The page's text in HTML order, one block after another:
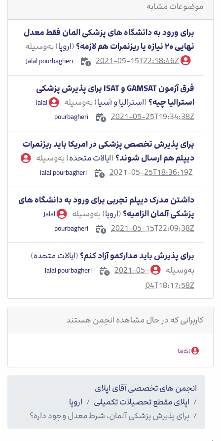
موضوعات مشابه
برای ورود به دانشگاه های پزشکی المان فقط معدل
نهایی ۲۰ نیازه یا ریزنمرات هم لازمه؟
(اروپا) به‌وسیله
2021-05-15T22:18:46Z
فرق آزمون GAMSAT و ISAT برای پذیرش پزشکی
استرالیا چیه؟ (استرالیا و آسیا) به‌وسیله
Jalal
pourbagheri
2021-05-25T19:34:38Z
برای پذیرش تخصص پزشکی در امریکا باید ریزنمرات
دیپلم هم ارسال شوند؟ (ایالات متحده) به‌وسیله
2021-05-25T18:36:19Z
داشتن مدرک دیپلم تجربی برای ورود به دانشگاه های
پزشکی آلمان الزامیه؟ (اروپا) به‌وسیله
Jalal
pourbagheri
2021-05-15T22:09:38Z
برای پذیرش باید مدارکمو آزاد کنم؟ (ایالات متحده)
به‌وسیله
2021-05-
04T18:17:58Z
کاربرانی که در حال مشاهده انجمن هستند
انجمن های تخصصی آقای اپلای
اپلای مقطع تحصیلات تکمیلی
اروپا
برای پذیرش پزشکی آلمان، شرط معدل وجود داره؟